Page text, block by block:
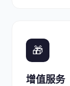
🎁
增值服务